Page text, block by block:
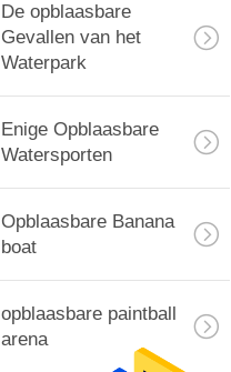
De opblaasbare
Gevallen van het
Waterpark
Enige Opblaasbare
Watersporten
Opblaasbare Banana
boat
opblaasbare paintball
arena